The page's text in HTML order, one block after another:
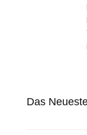
Das